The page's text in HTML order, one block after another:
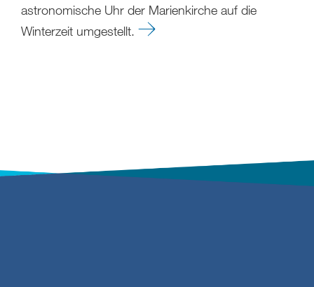
astronomische Uhr der Marienkirche auf die
Winterzeit umgestellt.